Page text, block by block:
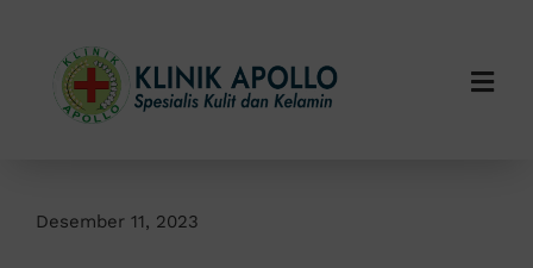
content
Desember 11, 2023